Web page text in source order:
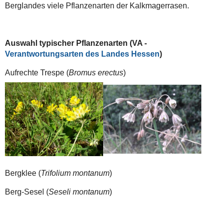
Berglandes viele Pflanzenarten der Kalkmagerrasen.
Auswahl typischer Pflanzenarten (VA -
Verantwortungsarten des Landes Hessen)
Aufrechte Trespe (Bromus erectus)
Bergklee (Trifolium montanum)
Berg-Sesel (Seseli montanum)